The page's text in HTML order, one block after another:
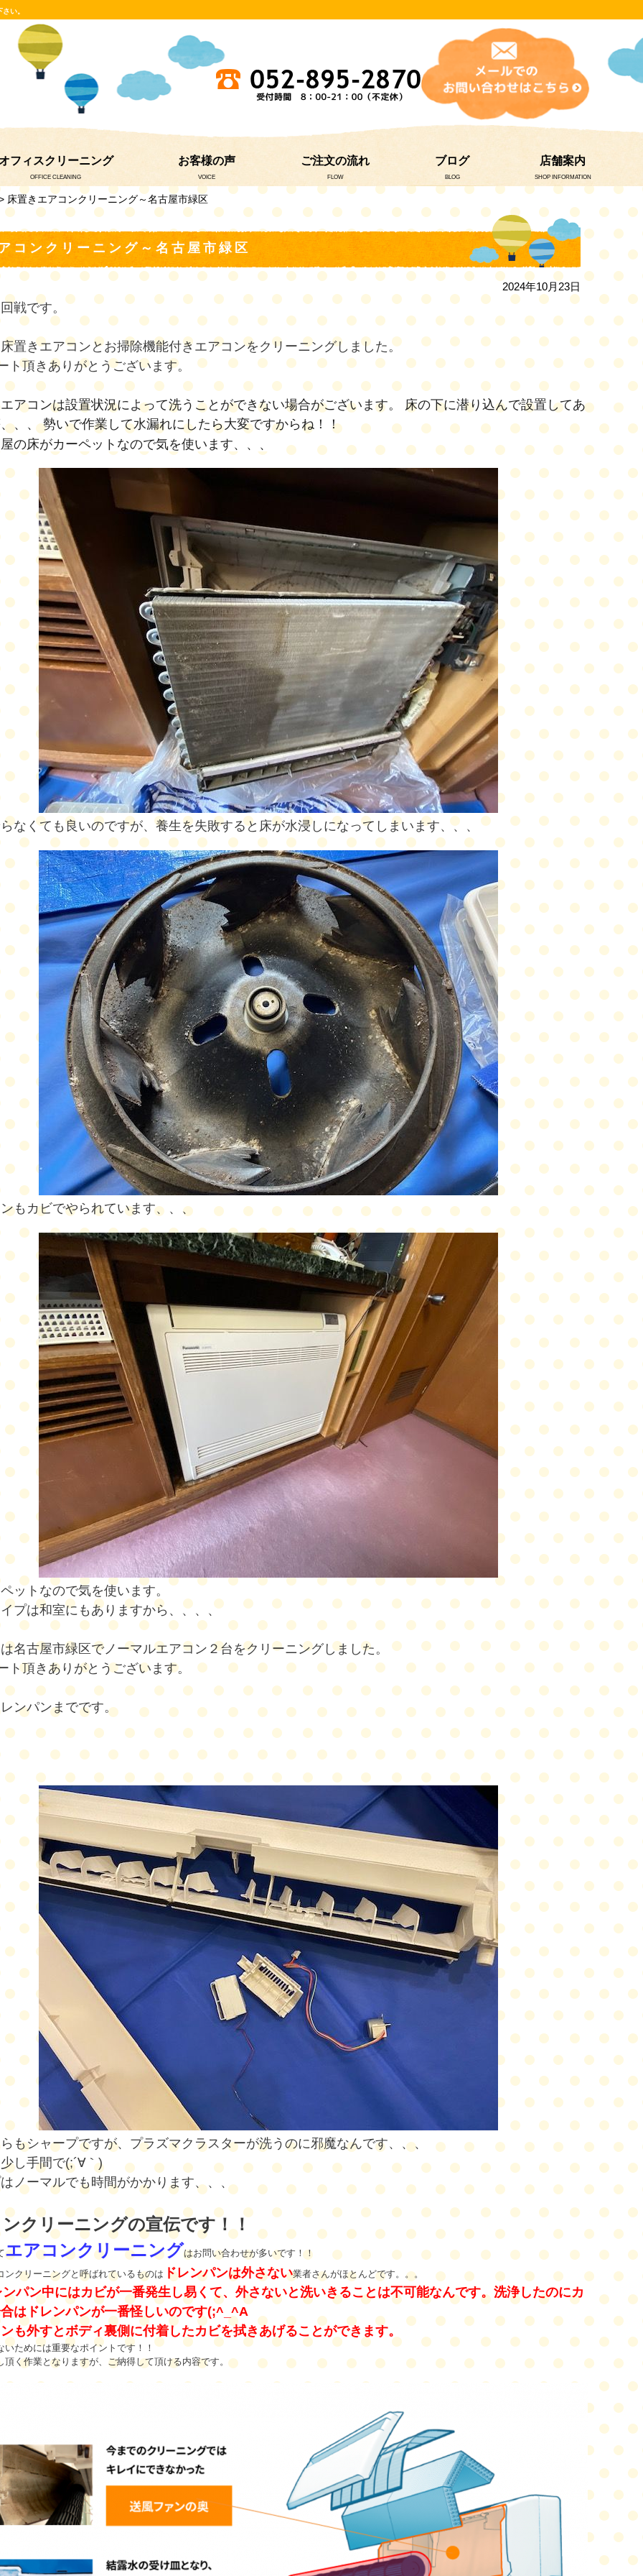
い。
フィスクリーニング
OFFICE CLEANING
お客様の声
VOICE
ご注文の流れ
FLOW
ブログ
BLOG
店舗案内
SHOP INFORMATION
床置きエアコンクリーニング～名古屋市緑区
コンクリーニング～名古屋市緑区
2024年10月23日
戦です。
置きエアコンとお掃除機能付きエアコンをクリーニングしました。
ト頂きありがとうございます。
アコンは設置状況によって洗うことができない場合がございます。 床の下に潜り込んで設置してあ
、、 勢いで作業して水漏れにしたら大変ですからね！！
の床がカーペットなので気を使います、、、
なくても良いのですが、養生を失敗すると床が水浸しになってしまいます、、、
もカビでやられています、、、
ットなので気を使います。
プは和室にもありますから、、、、
名古屋市緑区でノーマルエアコン２台をクリーニングしました。
ト頂きありがとうございます。
ンパンまでです。
もシャープですが、プラズマクラスターが洗うのに邪魔なんです、、、
し手間で(;´∀｀)
ノーマルでも時間がかかります、、、
クリーニングの宣伝です！！
エアコンクリーニングはお問い合わせが多いです！！
ンクリーニングと呼ばれているものは ドレンパンは外さない業者さんがほとんどです。。。
ンパン中にはカビが一番発生し易くて、外さないと洗いきることは不可能なんです。洗浄したのにカ
はドレンパンが一番怪しいのです(;^_^A
も外すとボディ裏側に付着したカビを拭きあげることができます。
いためには重要なポイントです！！
頂く作業となりますが、ご納得して頂ける内容です。